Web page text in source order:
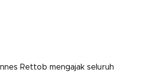
Rettob mengajak seluruh